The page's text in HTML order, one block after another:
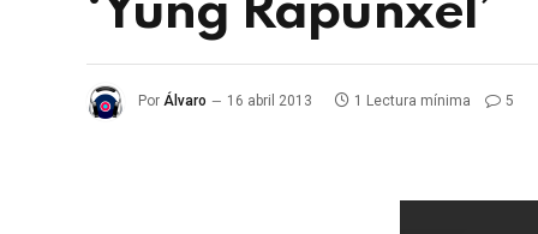
‘Yung Rapunxel’
Por Álvaro 16 abril 2013 1 Lectura mínima 5